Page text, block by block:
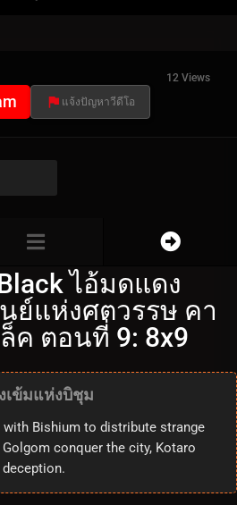
12 Views
แจ้งปัญหาวีดีโอ
ไอ้มดแดง
ย์แห่งศตวรรษ คา
ค ตอนที่ 9: 8x9
เข้มแห่งบิชุม
with Bishium to distribute strange
conquer the city, Kotaro